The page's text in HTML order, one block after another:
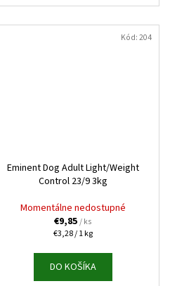
Eminent Dog Adult Light/Weight
Control 23/9 3kg
Momentálne nedostupné
€9,85/ ks
Jednotková
€3,28 / 1 kg
DO KOŠÍKA
Kód:204